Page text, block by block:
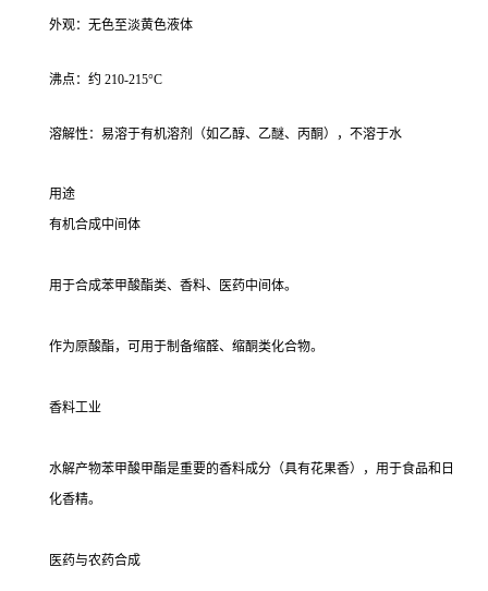
外观：无色至淡黄色液体
沸点：约 210-215°C
溶解性：易溶于有机溶剂（如乙醇、乙醚、丙酮），不溶于水
用途
有机合成中间体
用于合成苯甲酸酯类、香料、医药中间体。
作为原酸酯，可用于制备缩醛、缩酮类化合物。
香料工业
水解产物苯甲酸甲酯是重要的香料成分（具有花果香），用于食品和日
化香精。
医药与农药合成